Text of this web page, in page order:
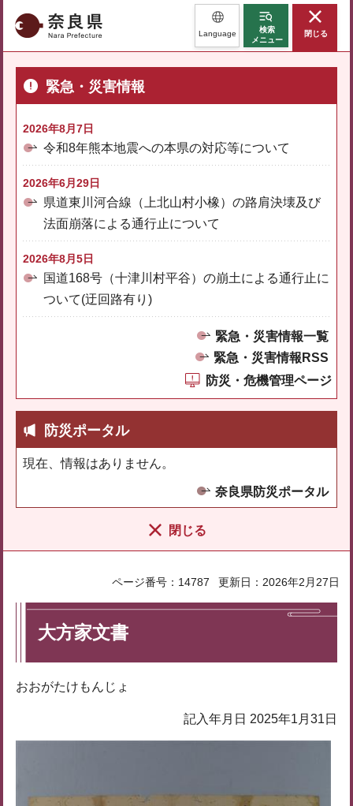
奈良県 Language
検索
メニュー
閉じる
緊急・災害情報
2026年8月7日
令和8年熊本地震への本県の対応等について
2026年6月29日
県道東川河合線（上北山村小橡）の路肩決壊及び
法面崩落による通行止について
2026年8月5日
国道168号（十津川村平谷）の崩土による通行止に
ついて(迂回路有り)
緊急・災害情報一覧
緊急・災害情報RSS
防災・危機管理ページ
防災ポータル
現在、情報はありません。
奈良県防災ポータル
閉じる
ページ番号：14787 更新日：2026年2月27日
大方家文書
おおがたけもんじょ
記入年月日 2025年1月31日